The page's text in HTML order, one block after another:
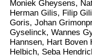
Moniek Gheysens,
Herman Gilis, Filip
Goris, Johan
Gyselinck, Wannes
Hannsen, Hart Boven
Helbich, Seba